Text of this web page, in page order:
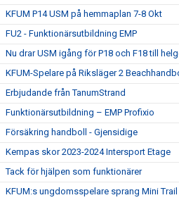
KFUM P14 USM på hemmaplan 7-8 Okt
FU2 - Funktionärsutbildning EMP
Nu drar USM igång för P18 och F18 till
KFUM-Spelare på Riksläger 2
Erbjudande från TanumStrand
Funktionärsutbildning – EMP Profixio
Försäkring handboll - Gjensidige
Kempas skor 2023-2024 Intersport Etage
Tack för hjälpen som funktionärer
KFUM:s ungdomsspelare sprang Mini Trail